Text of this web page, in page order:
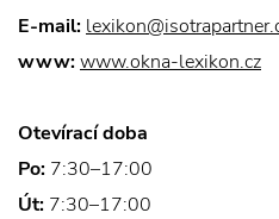
E-mail:
www:www.okna-lexikon.cz
Otevírací doba
Po: 7:30–17:00
Út: 7:30–17:00